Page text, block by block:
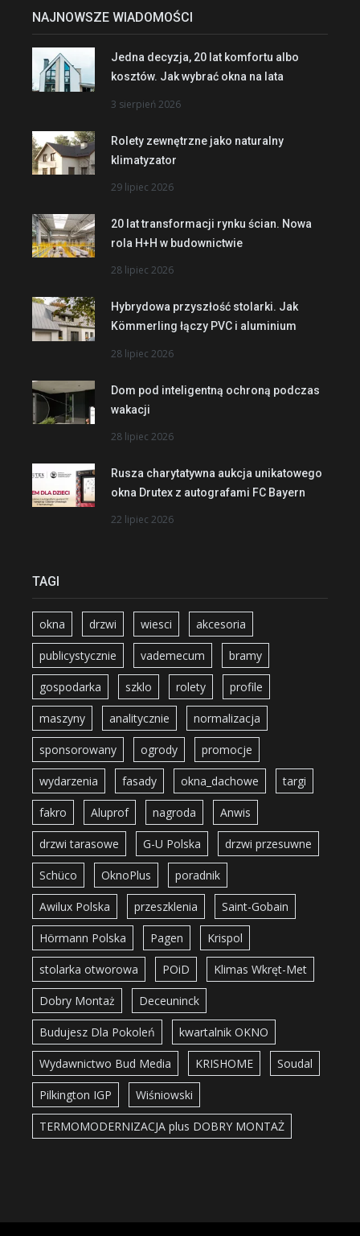
NAJNOWSZE WIADOMOŚCI
Jedna decyzja, 20 lat komfortu albo
kosztów. Jak wybrać okna na lata
3 sierpień 2026
Rolety zewnętrzne jako naturalny
klimatyzator
29 lipiec 2026
20 lat transformacji rynku ścian. Nowa
rola H+H w budownictwie
28 lipiec 2026
Hybrydowa przyszłość stolarki. Jak
Kömmerling łączy PVC i aluminium
28 lipiec 2026
Dom pod inteligentną ochroną podczas
wakacji
28 lipiec 2026
Rusza charytatywna aukcja unikatowego
okna Drutex z autografami FC Bayern
22 lipiec 2026
TAGI
okna drzwi wiesci akcesoria
publicystycznie vademecum bramy
gospodarka szklo rolety profile
maszyny analitycznie normalizacja
sponsorowany ogrody promocje
wydarzenia fasady okna_dachowe targi
fakro Aluprof nagroda Anwis
drzwi tarasowe G-U Polska drzwi przesuwne
Schüco OknoPlus poradnik
Awilux Polska przeszklenia Saint-Gobain
Hörmann Polska Pagen Krispol
stolarka otworowa POiD Klimas Wkręt-Met
Dobry Montaż Deceuninck
Budujesz Dla Pokoleń kwartalnik OKNO
Wydawnictwo Bud Media KRISHOME Soudal
Pilkington IGP Wiśniowski
TERMOMODERNIZACJA plus DOBRY MONTAŻ